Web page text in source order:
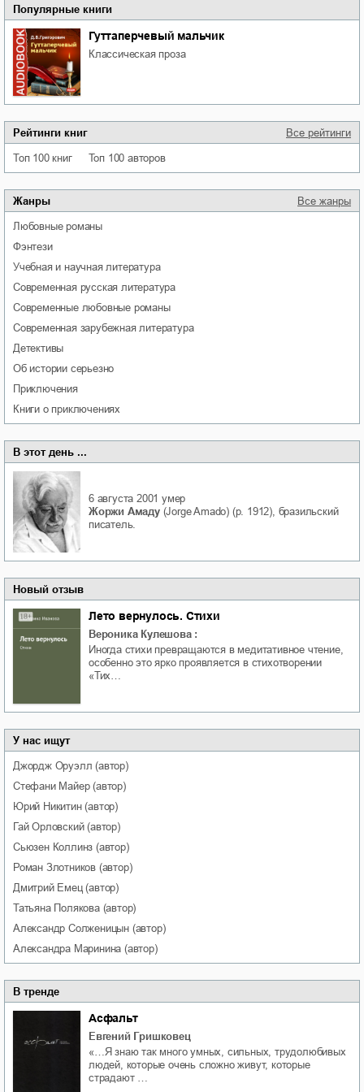
Популярные книги
Гуттаперчевый мальчик
классическая проза
Рейтинги книг Все рейтинги
Топ 100 книг Топ 100 авторов
Жанры Все жанры
любовные романы
фэнтези
учебная и научная литература
современная русская литература
современные любовные романы
современная зарубежная литература
детективы
об истории серьезно
приключения
книги о приключениях
В этот день ...
6 августа 2001 умер
Жоржи Амаду(Jorge Amado) (р. 1912), бразильский
писатель.
Новый отзыв
Лето вернулось. Стихи
Вероника Кулешова :
Иногда стихи превращаются в медитативное чтение,
особенно это ярко проявляется в стихотворении
«Тих…
У нас ищут
Джордж Оруэлл (автор)
Стефани Майер(автор)
Юрий Никитин(автор)
Гай Орловский(автор)
Сьюзен Коллинз (автор)
Роман Злотников (автор)
Дмитрий Емец(автор)
Татьяна Полякова(автор)
Александр Солженицын (автор)
Александра Маринина (автор)
В тренде
Асфальт
Евгений Гришковец
«…Я знаю так много умных, сильных, трудолюбивых
людей, которые очень сложно живут, которые
страдают …